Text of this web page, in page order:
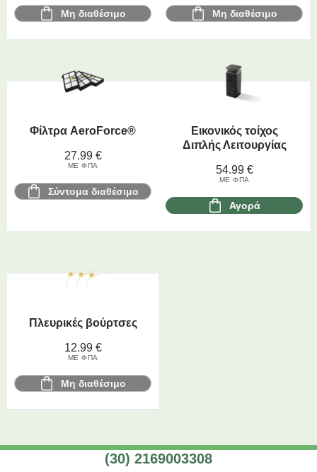
Μη διαθέσιμο Μη διαθέσιμο
Φίλτρα AeroForce®
27.99 €
ΜΕ ΦΠΑ
Σύντομα διαθέσιμο
Εικονικός τοίχος
Διπλής Λειτουργίας
54.99 €
ΜΕ ΦΠΑ
Αγορά
Πλευρικές βούρτσες
12.99 €
ΜΕ ΦΠΑ
Μη διαθέσιμο
(30) 2169003308